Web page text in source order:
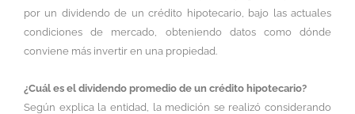
por un dividendo de un crédito hipotecario, bajo las actuales
condiciones de mercado, obteniendo datos como dónde
conviene más invertir en una propiedad.
¿Cuál es el dividendo promedio de un crédito hipotecario?
Según explica la entidad, la medición se realizó considerando